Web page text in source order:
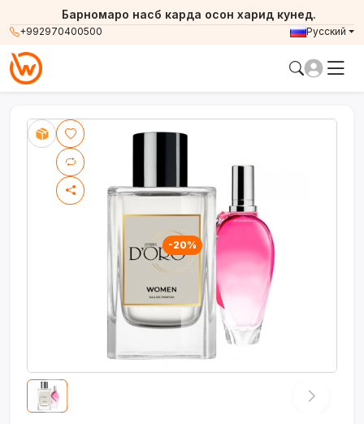
+992970400500
Барномаро насб карда осон харид кунед.
Русский
-20%